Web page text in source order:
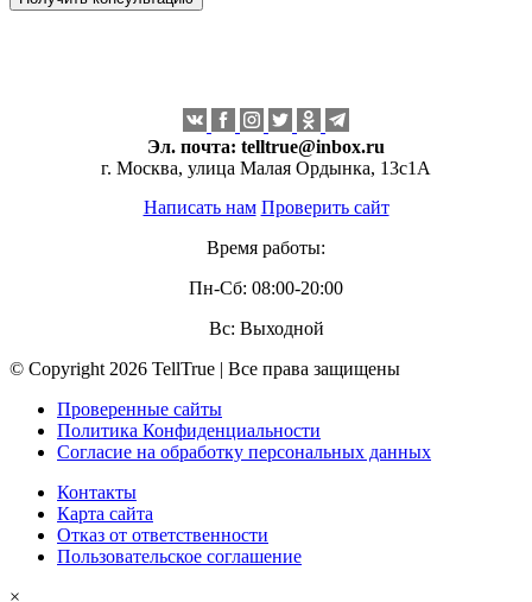
Эл. почта: telltrue@inbox.ru
г. Москва, улица Малая Ордынка, 13с1А
Написать нам Проверить сайт
Время работы:
Пн-Сб: 08:00-20:00
Вс: Выходной
© Copyright 2026 TellTrue | Все права защищены
Проверенные сайты
Политика Конфиденциальности
Согласие на обработку персональных данных
Контакты
Карта сайта
Отказ от ответственности
Пользовательское соглашение
×